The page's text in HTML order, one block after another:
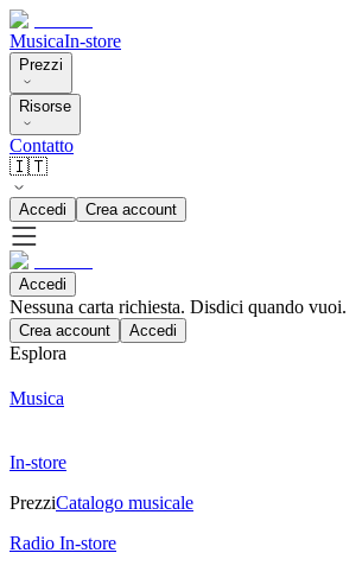
MusicaIn-store
Prezzi
Risorse
Contatto
🇮🇹
Accedi Crea account
Accedi
Nessuna carta richiesta. Disdici quando vuoi.
Crea account Accedi
Esplora
Musica
In-store
PrezziCatalogo musicale
Radio In-store